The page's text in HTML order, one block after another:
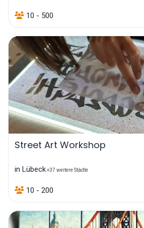
10 - 500
Street Art Workshop
in Lübeck+37 weitere Städte
10 - 200